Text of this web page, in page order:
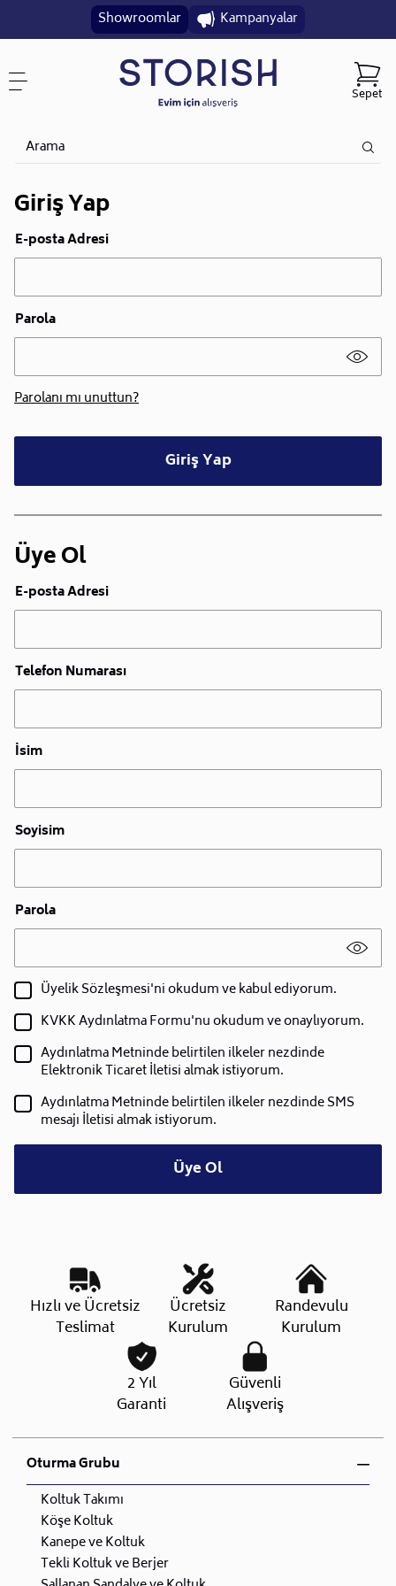
Showroomlar Kampanyalar
Sepet
Giriş Yap
E-posta Adresi
Parola
Parolanı mı unuttun?
Giriş Yap
Üye Ol
E-posta Adresi
Telefon Numarası
İsim
Soyisim
Parola
Üyelik Sözleşmesi'ni okudum ve kabul ediyorum.
KVKK Aydınlatma Formu'nu okudum ve onaylıyorum.
Aydınlatma Metninde belirtilen ilkeler nezdinde
Elektronik Ticaret İletisi almak istiyorum.
Aydınlatma Metninde belirtilen ilkeler nezdinde SMS
mesajı İletisi almak istiyorum.
Üye Ol
Hızlı ve Ücretsiz
Teslimat
Ücretsiz
Kurulum
Randevulu
Kurulum
2 Yıl
Garanti
Güvenli
Alışveriş
Oturma Grubu
Koltuk Takımı
Köşe Koltuk
Kanepe ve Koltuk
Tekli Koltuk ve Berjer